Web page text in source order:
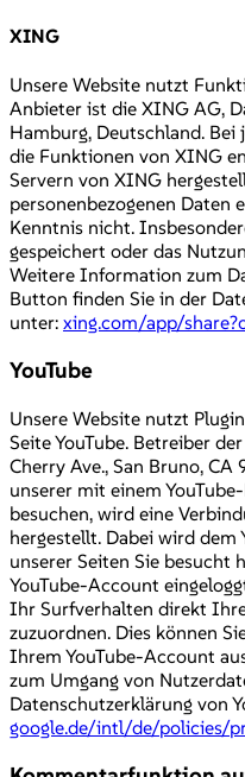
XING
Unsere Website nutzt
Anbieter ist die XING AG,
Hamburg, Deutschland.
die Funktionen von XING
Servern von XING
personenbezogenen Daten
Kenntnis nicht.
gespeichert oder das
Weitere Information zum
Button finden Sie in der
unter: xing.com/app/
YouTube
Unsere Website nutzt
Seite YouTube. Betreiber
Cherry Ave., San Bruno,
unserer mit einem
besuchen, wird eine
hergestellt. Dabei wird
unserer Seiten Sie besucht
YouTube-Account
Ihr Surfverhalten direkt
zuzuordnen. Dies können
Ihrem YouTube-Account
zum Umgang von
Datenschutzerklärung von
google.de/intl/de/policies/